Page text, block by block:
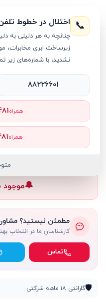
دسته ایکس باکس دسته بازی
دسته ایکس باکس Microsoft
🔔موجود
مطمئن نیستید؟
کارشناسانِ ما در انتخابِ
تماس
🛡️گارانتی ۱۸ ماهه شرکتی
📞 اختلال در خطوط
چنانچه به هر دلیلی به
زیرساخت ابری
نشدید، با شماره‌های زیر
۸۸۲۲۶۶۰۱
همراه
همراه